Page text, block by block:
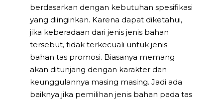
berdasarkan dengan kebutuhan spesifikasi
yang diinginkan. Karena dapat diketahui,
jika keberadaan dari jenis jenis bahan
tersebut, tidak terkecuali untuk jenis
bahan tas promosi. Biasanya memang
akan ditunjang dengan karakter dan
keunggulannya masing masing. Jadi ada
baiknya jika pemilihan jenis bahan pada tas